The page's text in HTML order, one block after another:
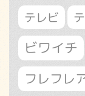
テレビ
ビワイチ
フレフレ